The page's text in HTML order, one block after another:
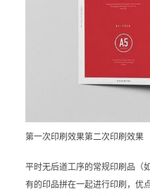
第一次印刷效果第二次印刷效果
平时无后道工序的常规印刷品（
有的印品拼在一起进行印刷，优